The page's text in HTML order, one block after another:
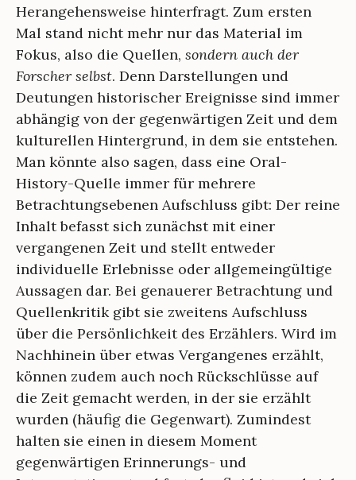
Herangehensweise hinterfragt. Zum ersten
Mal stand nicht mehr nur das Material im
Fokus, also die Quellen, sondern auch der
Forscher selbst. Denn Darstellungen und
Deutungen historischer Ereignisse sind immer
abhängig von der gegenwärtigen Zeit und dem
kulturellen Hintergrund, in dem sie entstehen.
Man könnte also sagen, dass eine Oral-
History-Quelle immer für mehrere
Betrachtungsebenen Aufschluss gibt: Der reine
Inhalt befasst sich zunächst mit einer
vergangenen Zeit und stellt entweder
individuelle Erlebnisse oder allgemeingültige
Aussagen dar. Bei genauerer Betrachtung und
Quellenkritik gibt sie zweitens Aufschluss
über die Persönlichkeit des Erzählers. Wird im
Nachhinein über etwas Vergangenes erzählt,
können zudem auch noch Rückschlüsse auf
die Zeit gemacht werden, in der sie erzählt
wurden (häufig die Gegenwart). Zumindest
halten sie einen in diesem Moment
gegenwärtigen Erinnerungs- und